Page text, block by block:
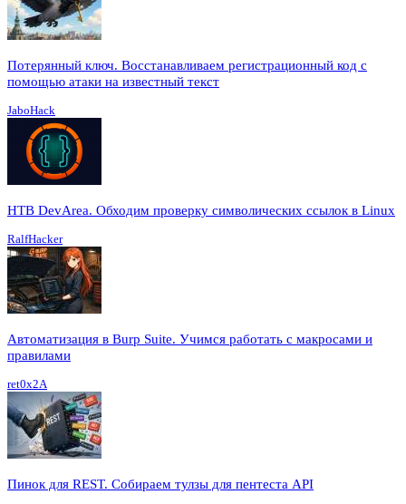
Потерянный ключ. Восстанавливаем регистрационный код с
помощью атаки на известный текст
JaboHack
HTB DevArea. Обходим проверку символических ссылок в Linux
RalfHacker
Автоматизация в Burp Suite. Учимся работать с макросами и
правилами
ret0x2A
Пинок для REST. Собираем тулзы для пентеста API